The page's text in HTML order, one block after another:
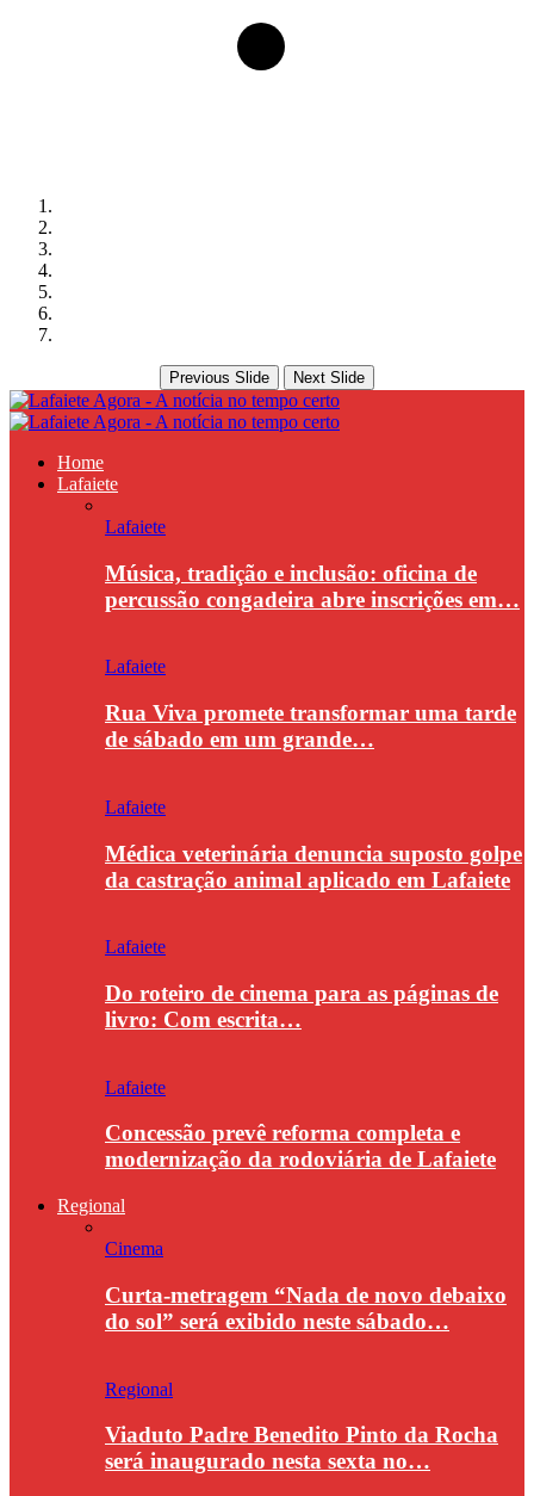
Previous Slide Next Slide
Home
Lafaiete
Lafaiete
Música, tradição e inclusão: oficina de
percussão congadeira abre inscrições em…
Lafaiete
Rua Viva promete transformar uma tarde
de sábado em um grande…
Lafaiete
Médica veterinária denuncia suposto golpe
da castração animal aplicado em Lafaiete
Lafaiete
Do roteiro de cinema para as páginas de
livro: Com escrita…
Lafaiete
Concessão prevê reforma completa e
modernização da rodoviária de Lafaiete
Regional
Cinema
Curta-metragem “Nada de novo debaixo
do sol” será exibido neste sábado…
Regional
Viaduto Padre Benedito Pinto da Rocha
será inaugurado nesta sexta no…